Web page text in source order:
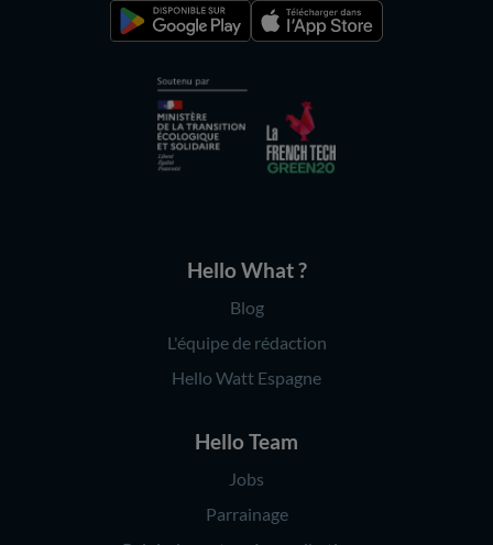
Hello What ?
Blog
L'équipe de rédaction
Hello Watt Espagne
Hello Team
Jobs
Parrainage